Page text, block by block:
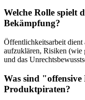
Welche Rolle spielt
Bekämpfung?
Öffentlichkeitsarbeit dient
aufzuklären, Risiken (wie
und das
Was sind
Produktpiraten?